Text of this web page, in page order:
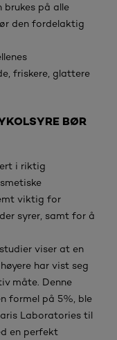
brukes på alle
den fordelaktig
friskere, glattere
BØR
i riktig
viktig for
syrer, samt for å
viser at en
har vist seg
måte. Denne
formel på 5%, ble
Laboratories til
en perfekt